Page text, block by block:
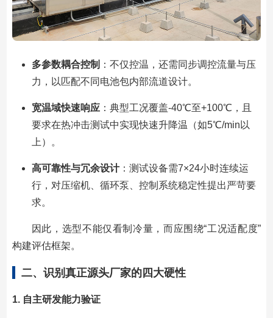
多参数耦合控制 ：不仅控温，还需同步调控流量与压
力，以匹配不同电池包内部流道设计。
宽温域快速响应：典型工况覆盖-40℃至+100℃，且
要求在热冲击测试中实现快速升降温（如5℃/min以
上）。
高可靠性与冗余设计：测试设备需7×24小时连续运
行，对压缩机、循环泵、控制系统稳定性提出严苛要
求。
因此，选型不能仅看制冷量，而应围绕“工况适配度”
构建评估框架。
二、识别真正源头厂家的四大硬性
1. 自主研发能力验证